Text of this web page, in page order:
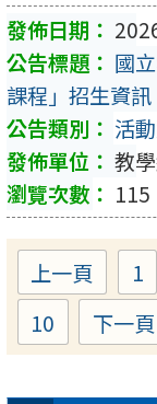
國
課程」招生資訊
活
教
115
上一頁 1
Page
10 下一頁